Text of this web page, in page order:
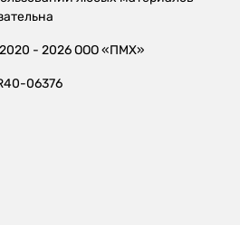
- 2026 ООО «ПМХ»
06376